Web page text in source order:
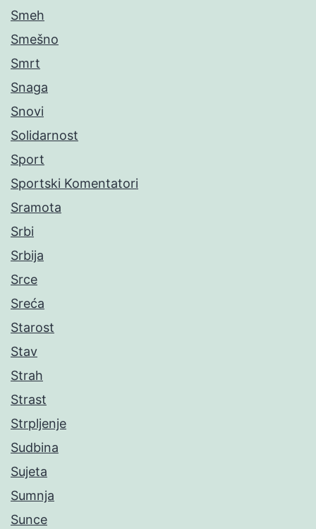
Smeh
Smešno
Smrt
Snaga
Snovi
Solidarnost
Sport
Sportski Komentatori
Sramota
Srbi
Srbija
Srce
Sreća
Starost
Stav
Strah
Strast
Strpljenje
Sudbina
Sujeta
Sumnja
Sunce